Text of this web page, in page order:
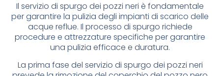
Il servizio di spurgo dei pozzi neri è fondamentale
per garantire la pulizia degli impianti di scarico delle
acque reflue. Il processo di spurgo richiede
procedure e attrezzature specifiche per garantire
una pulizia efficace e duratura.
La prima fase del servizio di spurgo dei pozzi neri